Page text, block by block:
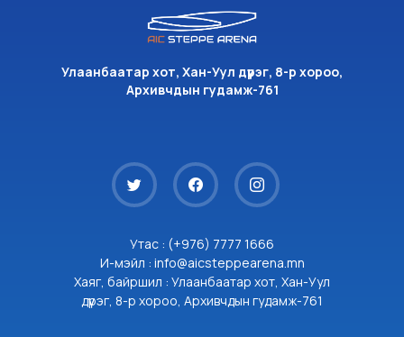
Улаанбаатар хот, Хан-Уул дүүрэг, 8-р хороо,
Архивчдын гудамж-761
Утас : (+976) 7777 1666
И-мэйл : info@aicsteppearena.mn
Хаяг, байршил : Улаанбаатар хот, Хан-Уул
дүүрэг, 8-р хороо, Архивчдын гудамж-761